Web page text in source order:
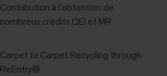
Contribution à l’obtention de
nombreux crédits QEI et MR
Carpet to Carpet Recycling through
ReEntry®